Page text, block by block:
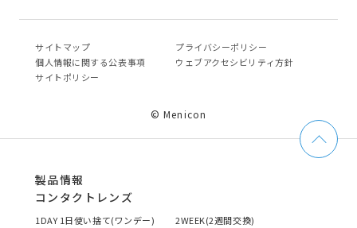
サイトマップ
プライバシーポリシー
個⼈情報に関する公表事項
ウェブアクセシビリティ方針
サイトポリシー
© Menicon
製品情報
コンタクトレンズ
1DAY 1日使い捨て(ワンデー)
2WEEK(2週間交換)